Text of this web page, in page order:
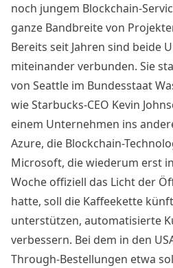
noch jungem Blockchain-
ganze Bandbreite von
Bereits seit Jahren sind beide
miteinander verbunden. Sie
von Seattle im Bundesstaat
wie Starbucks-CEO Kevin
einem Unternehmen ins
Azure, die Blockchain-
Microsoft, die wiederum erst
Woche offiziell das Licht der
hatte, soll die Kaffeekette
unterstützen, automatisierte
verbessern. Bei dem in den
Through-Bestellungen etwa